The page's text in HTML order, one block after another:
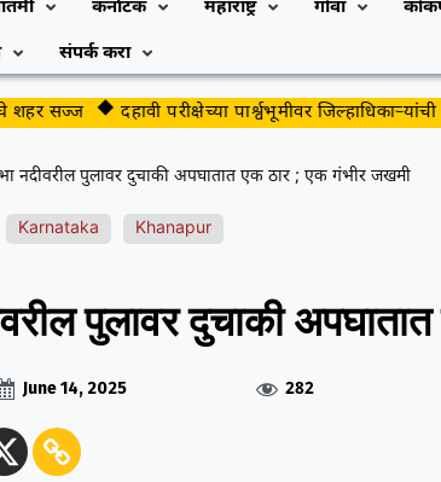
कर्नाटक महाराष्ट्र गोवा
संपर्क करा
सज्ज दहावी परीक्षेच्या पार्श्वभूमीवर जिल्हाधिकाऱ्यांची
नदीवरील पुलावर दुचाकी अपघातात एक ठार ; एक गंभीर जखमी
Karnataka Khanapur
पुलावर दुचाकी
June 14, 2025 282